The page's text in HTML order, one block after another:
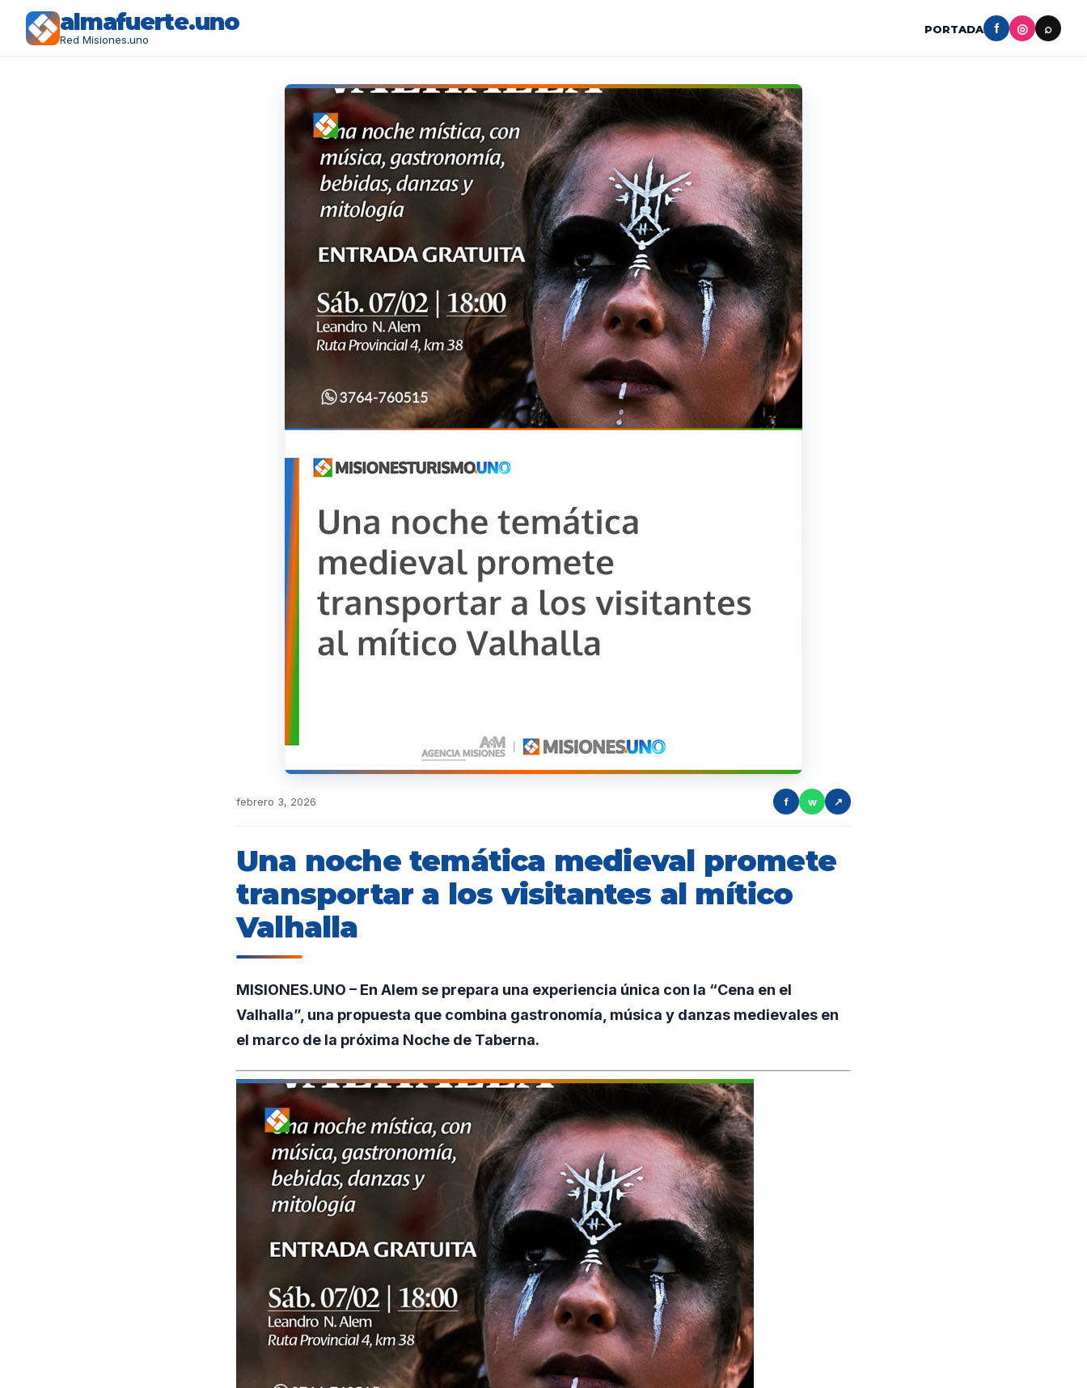
almafuerte.uno
Red Misiones.uno
PORTADA f ◎ ⌕
febrero 3, 2026 f w ↗
Una noche temática medieval promete
transportar a los visitantes al mítico
Valhalla
MISIONES.UNO – En Alem se prepara una experiencia única con la “Cena en el
Valhalla”, una propuesta que combina gastronomía, música y danzas medievales en
el marco de la próxima Noche de Taberna.